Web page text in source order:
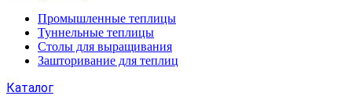
Промышленные теплицы
Туннельные теплицы
Столы для выращивания
Зашторивание для теплиц
Каталог